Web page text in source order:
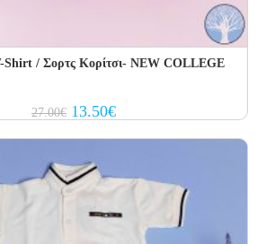
Shirt / Σορτς Κορίτσι- NEW COLLEGE
27.00€ Original
price
13.50€Current
price